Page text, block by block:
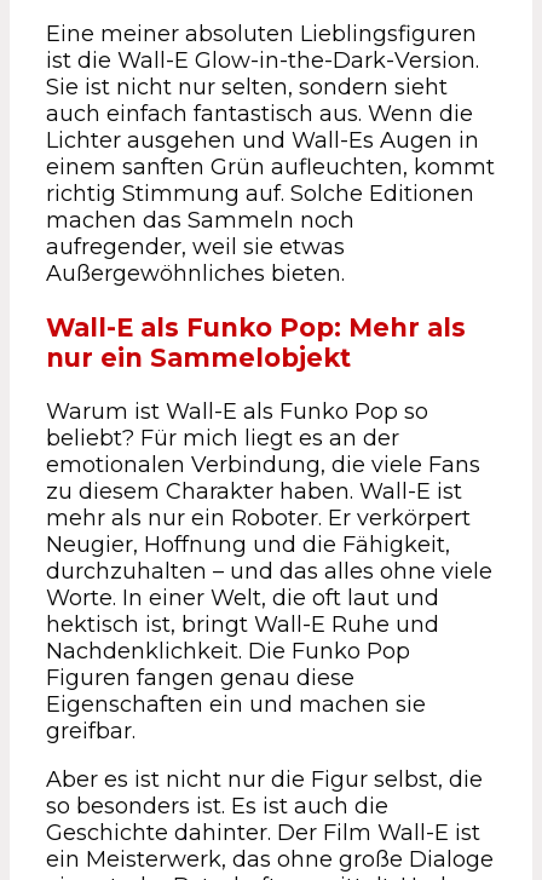
Eine meiner absoluten Lieblingsfiguren
ist die Wall-E Glow-in-the-Dark-Version.
Sie ist nicht nur selten, sondern sieht
auch einfach fantastisch aus. Wenn die
Lichter ausgehen und Wall-Es Augen in
einem sanften Grün aufleuchten, kommt
richtig Stimmung auf. Solche Editionen
machen das Sammeln noch
aufregender, weil sie etwas
Außergewöhnliches bieten.
Wall-E als Funko Pop: Mehr als
nur ein Sammelobjekt
Warum ist Wall-E als Funko Pop so
beliebt? Für mich liegt es an der
emotionalen Verbindung, die viele Fans
zu diesem Charakter haben. Wall-E ist
mehr als nur ein Roboter. Er verkörpert
Neugier, Hoffnung und die Fähigkeit,
durchzuhalten – und das alles ohne viele
Worte. In einer Welt, die oft laut und
hektisch ist, bringt Wall-E Ruhe und
Nachdenklichkeit. Die Funko Pop
Figuren fangen genau diese
Eigenschaften ein und machen sie
greifbar.
Aber es ist nicht nur die Figur selbst, die
so besonders ist. Es ist auch die
Geschichte dahinter. Der Film Wall-E ist
ein Meisterwerk, das ohne große Dialoge